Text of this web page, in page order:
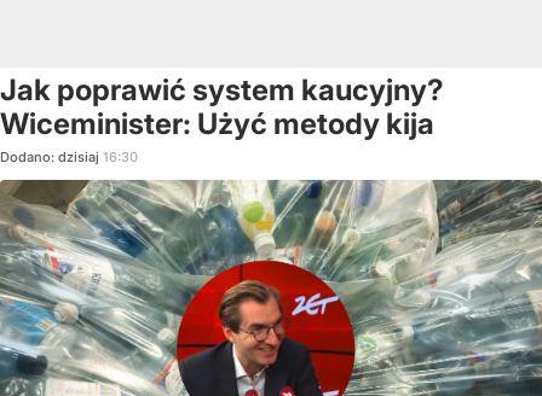
Jak poprawić system kaucyjny?
Wiceminister: Użyć metody kija
Dodano: dzisiaj 16:30